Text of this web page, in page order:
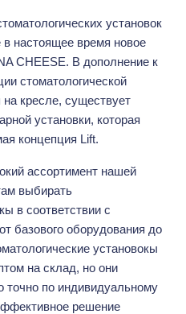
установок
настоящее время новое
CHEESE. В дополнение к
стоматологической
на кресле, существует
установки, которая
концепция Lift.
ассортимент нашей
выбирать
в соответствии с
базового оборудования до
установокы
на склад, но они
точно по индивидуальному
решение